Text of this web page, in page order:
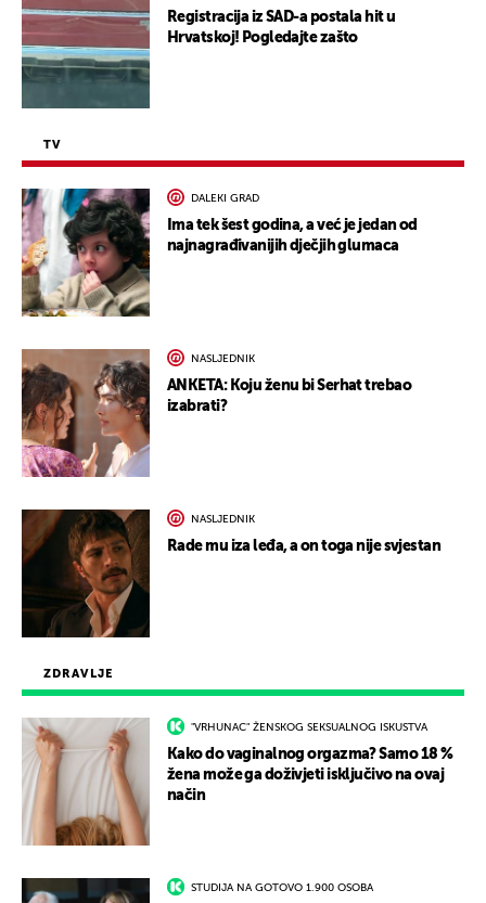
ZDRAVLJE
"VRHUNAC" ŽENSKOG SEKSUALNOG ISKUSTVA
Kako do vaginalnog orgazma? Samo 18 %
žena može ga doživjeti isključivo na ovaj
način
STUDIJA NA GOTOVO 1.900 OSOBA
Registracija iz SAD-a postala hit u
Hrvatskoj! Pogledajte zašto
TV
DALEKI GRAD
Ima tek šest godina, a već je jedan od
najnagrađivanijih dječjih glumaca
NASLJEDNIK
ANKETA: Koju ženu bi Serhat trebao
izabrati?
NASLJEDNIK
Rade mu iza leđa, a on toga nije svjestan